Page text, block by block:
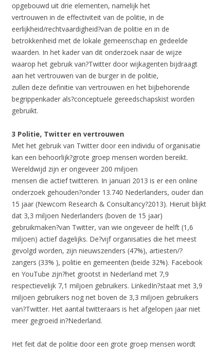
opgebouwd uit drie elementen, namelijk het
vertrouwen in de effectiviteit van de politie, in de
eerlijkheid/rechtvaardigheid?van de politie en in de
betrokkenheid met de lokale gemeenschap en gedeelde
waarden. In het kader van dit onderzoek naar de wijze
waarop het gebruik van?Twitter door wijkagenten bijdraagt
aan het vertrouwen van de burger in de politie,
zullen deze definitie van vertrouwen en het bijbehorende
begrippenkader als?conceptuele gereedschapskist worden
gebruikt.
3 Politie, Twitter en vertrouwen
Met het gebruik van Twitter door een individu of organisatie
kan een behoorlijk?grote groep mensen worden bereikt.
Wereldwijd zijn er ongeveer 200 miljoen
mensen die actief twitteren. In januari 2013 is er een online
onderzoek gehouden?onder 13.740 Nederlanders, ouder dan
15 jaar (Newcom Research & Consultancy?2013). Hieruit blijkt
dat 3,3 miljoen Nederlanders (boven de 15 jaar)
gebruikmaken?van Twitter, van wie ongeveer de helft (1,6
miljoen) actief dagelijks. De?vijf organisaties die het meest
gevolgd worden, zijn nieuwszenders (47%), artiesten/?
zangers (33% ), politie en gemeenten (beide 32%). Facebook
en YouTube zijn?het grootst in Nederland met 7,9
respectievelijk 7,1 miljoen gebruikers. LinkedIn?staat met 3,9
miljoen gebruikers nog net boven de 3,3 miljoen gebruikers
van?Twitter. Het aantal twitteraars is het afgelopen jaar niet
meer gegroeid in?Nederland.
Het feit dat de politie door een grote groep mensen wordt